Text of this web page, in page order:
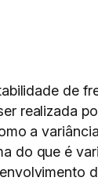
de
realizada
a
do que é